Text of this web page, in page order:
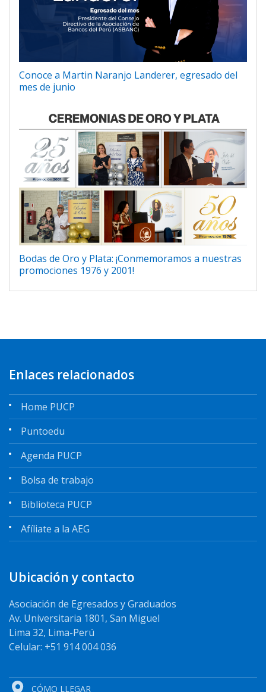
Conoce a Martin Naranjo Landerer, egresado del
mes de junio
Bodas de Oro y Plata: ¡Conmemoramos a nuestras
promociones 1976 y 2001!
Enlaces relacionados
Home PUCP
Puntoedu
Agenda PUCP
Bolsa de trabajo
Biblioteca PUCP
Afíliate a la AEG
Ubicación y contacto
Asociación de Egresados y Graduados
Av. Universitaria 1801, San Miguel
Lima 32, Lima-Perú
Celular: +51 914 004 036
CÓMO LLEGAR